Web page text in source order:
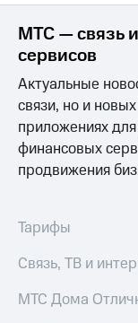
МТС — связь
сервисов
Актуальные
связи, но и
приложениях
финансовых
продвижения
Тарифы
Связь, ТВ и
МТС Дома